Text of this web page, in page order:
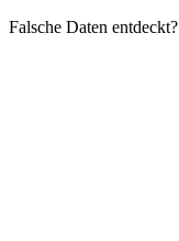
Falsche Daten entdeckt?